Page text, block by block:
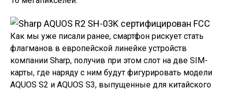
Как мы уже писали ранее, смартфон рискует стать
флагманов в европейской линейке устройств
компании Sharp, получив при этом слот на две SIM-
карты, где наряду с ним будут фигурировать модели
AQUOS S2 и AQUOS S3, выпущенные для китайского